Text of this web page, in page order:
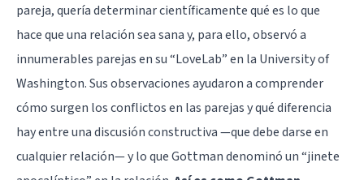
pareja, quería determinar científicamente qué es lo que
hace que una relación sea sana y, para ello, observó a
innumerables parejas en su “LoveLab” en la University of
Washington. Sus observaciones ayudaron a comprender
cómo surgen los conflictos en las parejas y qué diferencia
hay entre una discusión constructiva —que debe darse en
cualquier relación— y lo que Gottman denominó un “jinete